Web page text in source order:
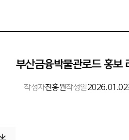
부산금융박물관로드 홍보
작성자진흥원작성일2026.01.02